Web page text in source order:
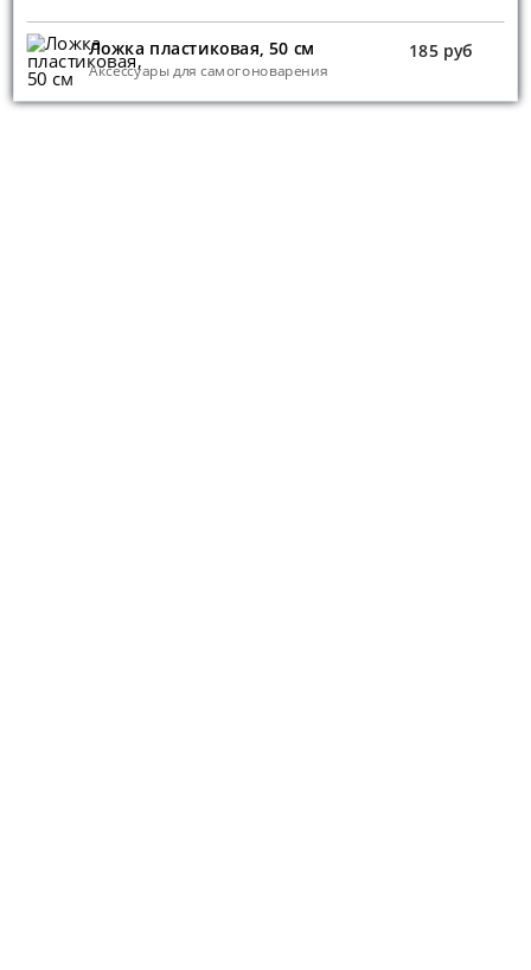
Ложка пластиковая, 50 см
Аксессуары для самогоноварения
185 руб